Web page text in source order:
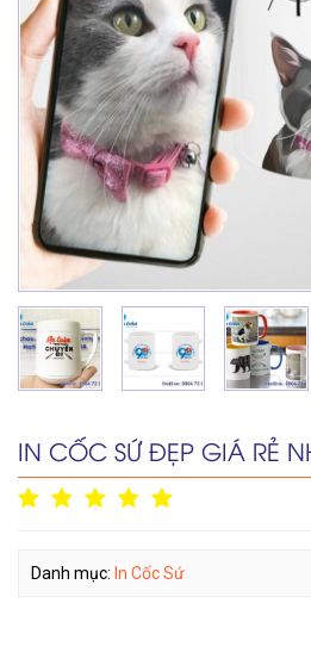
IN CỐC SỨ ĐẸP GIÁ RẺ
Danh mục: In Cốc Sứ